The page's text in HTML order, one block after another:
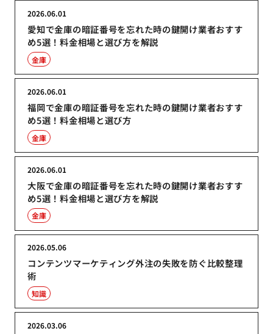
愛知で金庫の暗証番号を忘れた時の鍵開け業者おすす
め5選！料金相場と選び方を解説
2026.06.01
金庫
福岡で金庫の暗証番号を忘れた時の鍵開け業者おすす
め5選！料金相場と選び方
2026.06.01
金庫
大阪で金庫の暗証番号を忘れた時の鍵開け業者おすす
め5選！料金相場と選び方を解説
2026.06.01
金庫
コンテンツマーケティング外注の失敗を防ぐ比較整理
術
2026.05.06
知識
2026.03.06